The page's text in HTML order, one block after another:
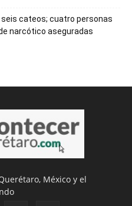
cateos; cuatro personas
narcótico aseguradas
México y el